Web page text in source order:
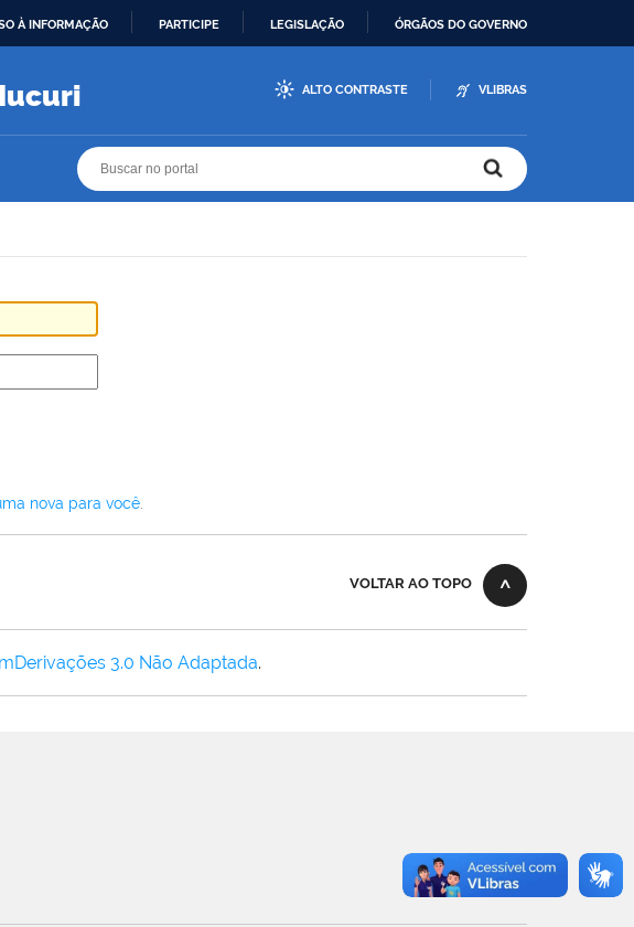
À INFORMAÇÃO PARTICIPE LEGISLAÇÃO ÓRGÃOS DO GOVERNO
ALTO CONTRASTE VLIBRAS
nova para você
VOLTAR AO TOPO
3.0 Não Adaptada.